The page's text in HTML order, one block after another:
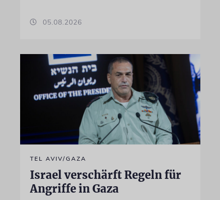
05.08.2026
TEL AVIV/GAZA
Israel verschärft Regeln für
Angriffe in Gaza